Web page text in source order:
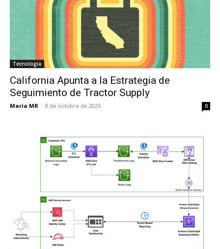
Tecnología
California Apunta a la Estrategia de
Seguimiento de Tractor Supply
María MR - 8 de octubre de 2025 0